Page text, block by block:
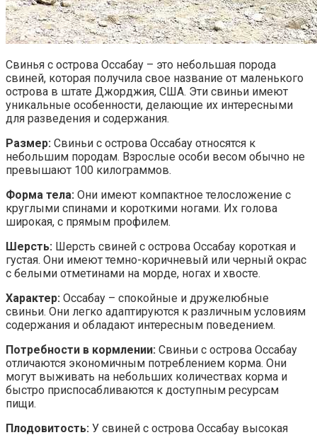
Свинья с острова Оссабау – это небольшая порода
свиней, которая получила свое название от маленького
острова в штате Джорджия, США. Эти свиньи имеют
уникальные особенности, делающие их интересными
для разведения и содержания.
Размер: Свиньи с острова Оссабау относятся к
небольшим породам. Взрослые особи весом обычно не
превышают 100 килограммов.
Форма тела: Они имеют компактное телосложение с
круглыми спинами и короткими ногами. Их голова
широкая, с прямым профилем.
Шерсть: Шерсть свиней с острова Оссабау короткая и
густая. Они имеют темно-коричневый или черный окрас
с белыми отметинами на морде, ногах и хвосте.
Характер: Оссабау – спокойные и дружелюбные
свиньи. Они легко адаптируются к различным условиям
содержания и обладают интересным поведением.
Потребности в кормлении: Свиньи с острова Оссабау
отличаются экономичным потреблением корма. Они
могут выживать на небольших количествах корма и
быстро приспосабливаются к доступным ресурсам
пищи.
Плодовитость: У свиней с острова Оссабау высокая